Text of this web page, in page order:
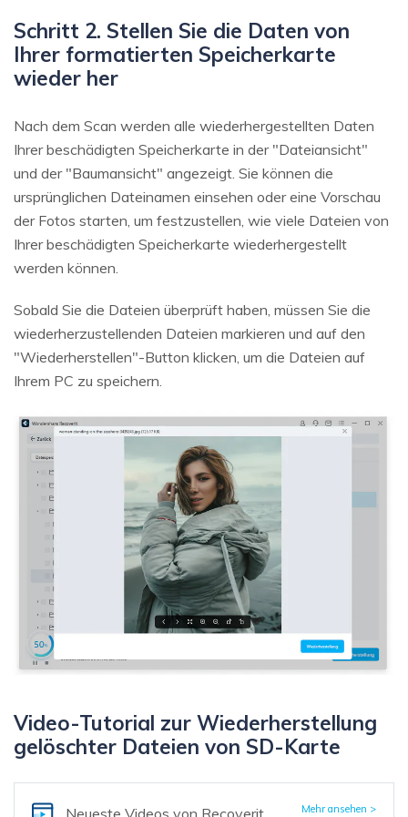
Schritt 2. Stellen Sie die Daten von
Ihrer formatierten Speicherkarte
wieder her
Nach dem Scan werden alle wiederhergestellten Daten
Ihrer beschädigten Speicherkarte in der "Dateiansicht"
und der "Baumansicht" angezeigt. Sie können die
ursprünglichen Dateinamen einsehen oder eine Vorschau
der Fotos starten, um festzustellen, wie viele Dateien von
Ihrer beschädigten Speicherkarte wiederhergestellt
werden können.
Sobald Sie die Dateien überprüft haben, müssen Sie die
wiederherzustellenden Dateien markieren und auf den
"Wiederherstellen"-Button klicken, um die Dateien auf
Ihrem PC zu speichern.
Video-Tutorial zur Wiederherstellung
gelöschter Dateien von SD-Karte
Neueste Videos von Recoverit Mehr ansehen >